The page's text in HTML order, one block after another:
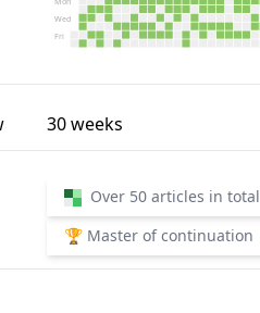
Wed
Fri
30weeks
Over 50 articles in total
🏆 Master of continuation